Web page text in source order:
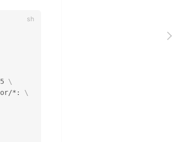
\
*: \